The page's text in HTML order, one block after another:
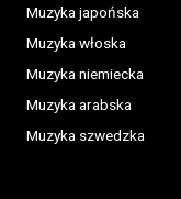
Muzyka japońska
Muzyka włoska
Muzyka niemiecka
Muzyka arabska
Muzyka szwedzka